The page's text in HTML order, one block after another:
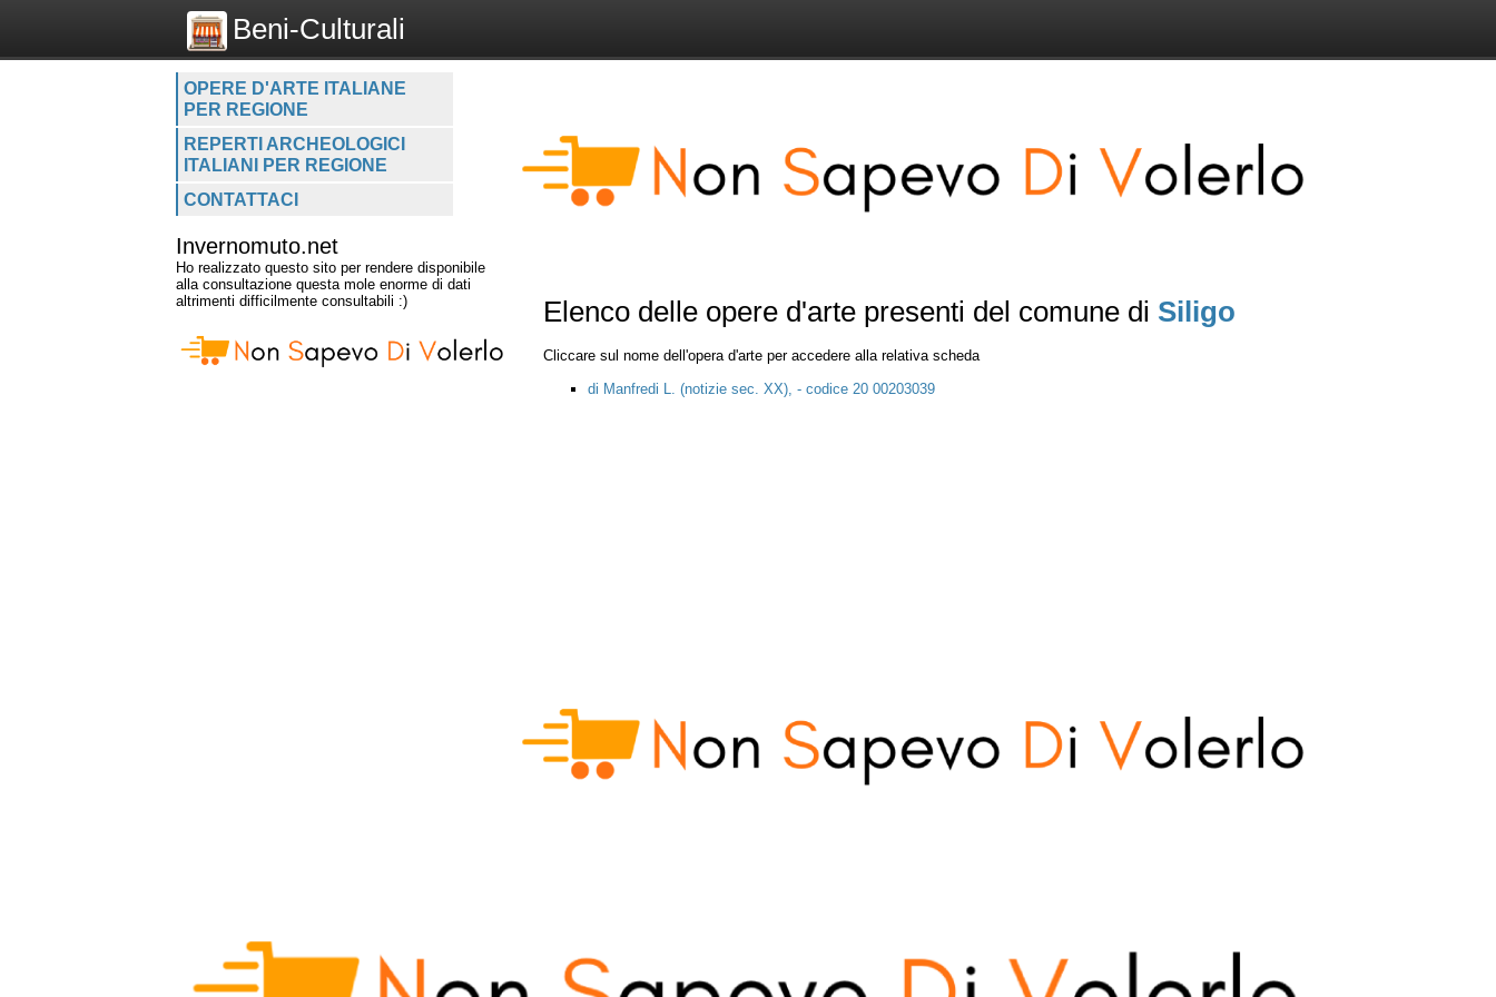
Beni-Culturali
OPERE D'ARTE ITALIANE
PER REGIONE
REPERTI ARCHEOLOGICI
ITALIANI PER REGIONE
CONTATTACI
Invernomuto.net
Ho realizzato questo sito per rendere disponibile
alla consultazione questa mole enorme di dati
altrimenti difficilmente consultabili :)
Elenco delle opere d'arte presenti del comune di Siligo
Cliccare sul nome dell'opera d'arte per accedere alla relativa scheda
di Manfredi L. (notizie sec. XX), - codice 20 00203039